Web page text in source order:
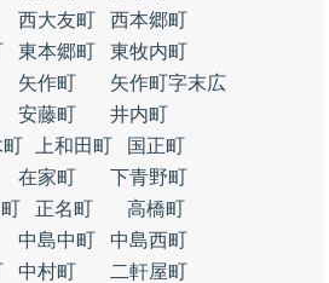
西大友町
西本郷町
東本郷町
東牧内町
矢作町
矢作町字末広
安藤町
井内町
町 上和田町
国正町
在家町
下青野町
正名町
高橋町
中島中町
中島西町
中村町
二軒屋町